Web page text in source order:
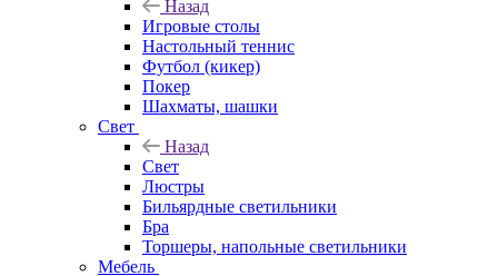
Назад
Игровые столы
Настольный теннис
Футбол (кикер)
Покер
Шахматы, шашки
Свет
Назад
Свет
Люстры
Бильярдные светильники
Бра
Торшеры, напольные светильники
Мебель